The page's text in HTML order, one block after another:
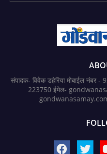
संपादक- विवेक डहेरिया मोबाईल नंबर
223750 ईमेल-
gondwanasamay.com